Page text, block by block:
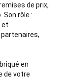
de prix,
rôle :
et
en
de votre